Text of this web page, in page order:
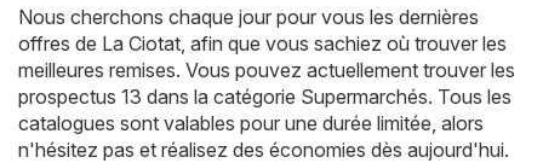
Nous cherchons chaque jour pour vous les dernières
offres de La Ciotat, afin que vous sachiez où trouver les
meilleures remises. Vous pouvez actuellement trouver les
prospectus 13 dans la catégorie Supermarchés. Tous les
catalogues sont valables pour une durée limitée, alors
n'hésitez pas et réalisez des économies dès aujourd'hui.